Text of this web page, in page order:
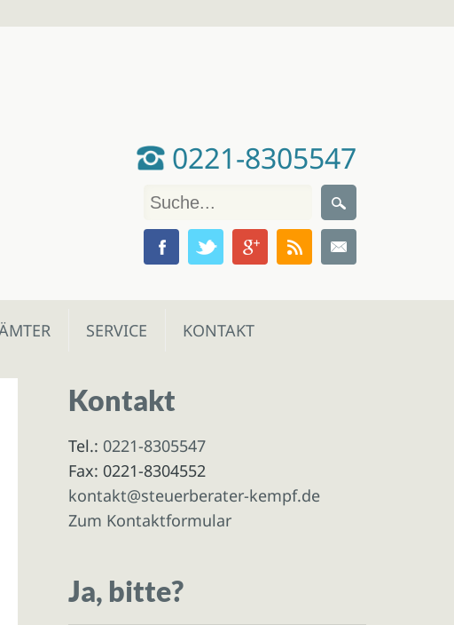
0221-8305547
SERVICE KONTAKT
Kontakt
Tel.: 0221-8305547
Fax: 0221-8304552
kontakt@steuerberater-kempf.de
Zum Kontaktformular
Ja, bitte?